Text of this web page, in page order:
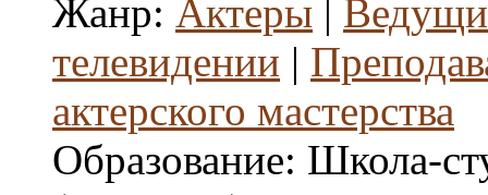
Жанр: Актеры |
телевидении |
актерского мастерства
Образование: Школа-